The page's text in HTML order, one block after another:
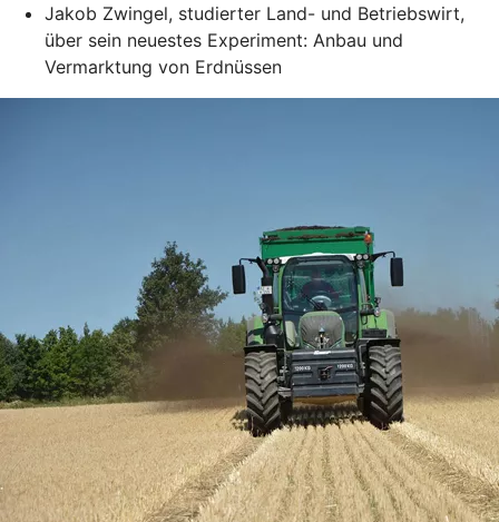
Jakob Zwingel, studierter Land- und Betriebswirt,
über sein neuestes Experiment: Anbau und
Vermarktung von Erdnüssen